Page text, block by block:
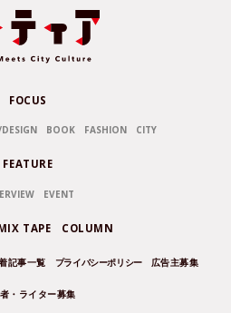
FOCUS
BOOK FASHION CITY
FEATURE
EVENT
TAPE COLUMN
記事一覧 プライバシーポリシー 広告主募集
・ライター募集